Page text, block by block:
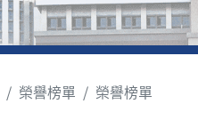
榮譽榜單 榮譽榜單